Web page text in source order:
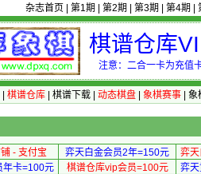
杂志首页 第1期 第2期 第3期 第4期
棋谱仓库
注意：二合一卡为充值
棋谱仓库| 棋谱下载| 动态棋盘| 象棋赛事| 象
- 支付宝 弈天白金会员2年=150元
弈
年卡=100元
棋谱仓库vip会员=100元 弈